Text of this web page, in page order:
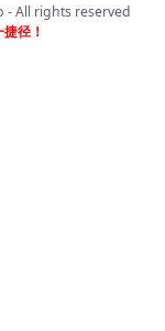
- All rights reserved
径！